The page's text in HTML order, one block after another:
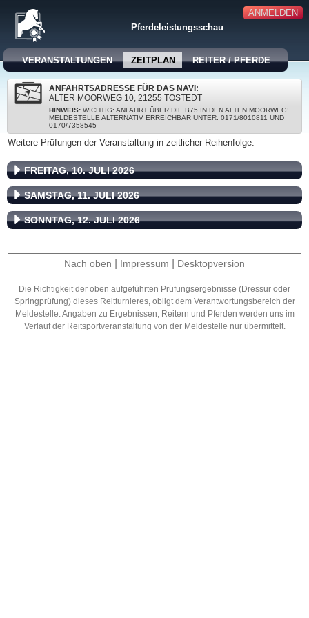
ANMELDEN
Pferdeleistungsschau
VERANSTALTUNGEN ZEITPLAN REITER / PFERDE
ANFAHRTSADRESSE FÜR DAS NAVI:
ALTER MOORWEG 10, 21255 TOSTEDT
HINWEIS: WICHTIG: ANFAHRT ÜBER DIE B75 IN DEN ALTEN MOORWEG!
MELDESTELLE ALTERNATIV ERREICHBAR UNTER: 0171/8010811 UND
0170/7358545
Weitere Prüfungen der Veranstaltung in zeitlicher Reihenfolge:
FREITAG, 10. JULI 2026
SAMSTAG, 11. JULI 2026
SONNTAG, 12. JULI 2026
Nach oben Impressum Desktopversion
Die Richtigkeit der oben aufgeführten Prüfungsergebnisse (Dressur oder
Springprüfung) dieses Reitturnieres, obligt dem Verantwortungsbereich der
Meldestelle. Angaben zu Ergebnissen, Reitern und Pferden werden uns im
Verlauf der Reitsportveranstaltung von der Meldestelle nur übermittelt.